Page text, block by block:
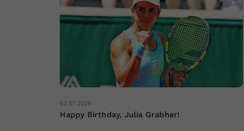
02.07.2026
Happy Birthday, Julia Grabher!